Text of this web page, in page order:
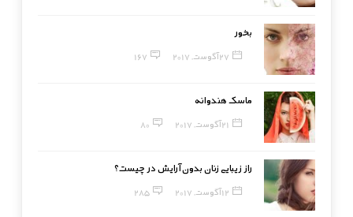
بخور
27 آگوست, 2017 167
ماسک هندوانه
21 آگوست, 2017 80
راز زیبایی زنان بدون آرایش در چیست؟
12 آگوست, 2017 285